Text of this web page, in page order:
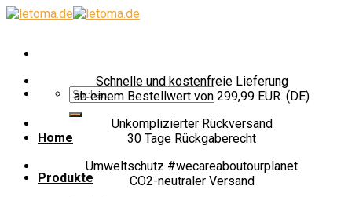
Skip
Home
Produkte
Schnelle und kostenfreie Lieferung
ab einem Bestellwert von 299,99 EUR. (DE)
Unkomplizierter Rückversand
30 Tage Rückgaberecht
Umweltschutz #wecareaboutourplanet
CO2-neutraler Versand